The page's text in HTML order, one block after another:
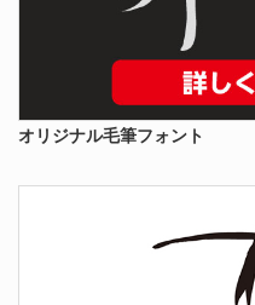
オリジナル毛筆フォント